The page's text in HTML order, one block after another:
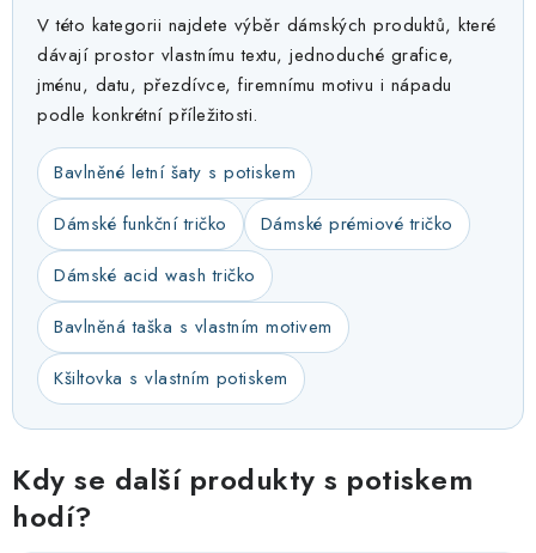
V této kategorii najdete výběr dámských produktů, které
dávají prostor vlastnímu textu, jednoduché grafice,
jménu, datu, přezdívce, firemnímu motivu i nápadu
podle konkrétní příležitosti.
Bavlněné letní šaty s potiskem
Dámské funkční tričko
Dámské prémiové tričko
Dámské acid wash tričko
Bavlněná taška s vlastním motivem
Kšiltovka s vlastním potiskem
Kdy se další produkty s potiskem
hodí?